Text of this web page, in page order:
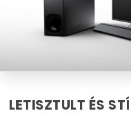
LETISZTULT ÉS